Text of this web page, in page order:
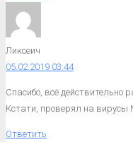
Ликсеич
05.02.2019 03:44
Спасибо, всё действительно
Кстати, проверял на вирусы
Ответить